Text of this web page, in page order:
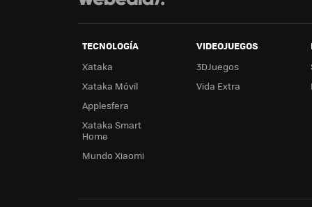
TECNOLOGÍA
Xataka
Xataka Móvil
Applesfera
Xataka Smart
Home
Mundo Xiaomi
VIDEOJUEGOS
3DJuegos
Vida Extra